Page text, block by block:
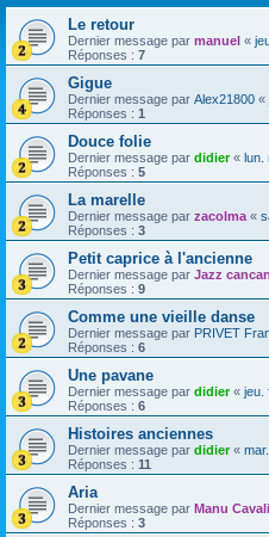
Le retour
Dernier message par manuel «
Réponses : 7
Gigue
Dernier message par Alex21800 «
Réponses : 1
Douce folie
Dernier message par didier« lun.
Réponses : 5
La marelle
Dernier message par zacolma «
Réponses : 3
Petit caprice à l'ancienne
Dernier message par Jazz cancan
Réponses : 9
Comme une vieille danse
Dernier message par PRIVET
Réponses : 6
Une pavane
Dernier message par didier« jeu.
Réponses : 6
Histoires anciennes
Dernier message par didier«
Réponses : 11
Aria
Dernier message par Manu
Réponses : 3